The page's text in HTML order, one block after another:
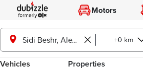
Motors
Sidi Beshr, Alexandria +0 km
Vehicles Properties